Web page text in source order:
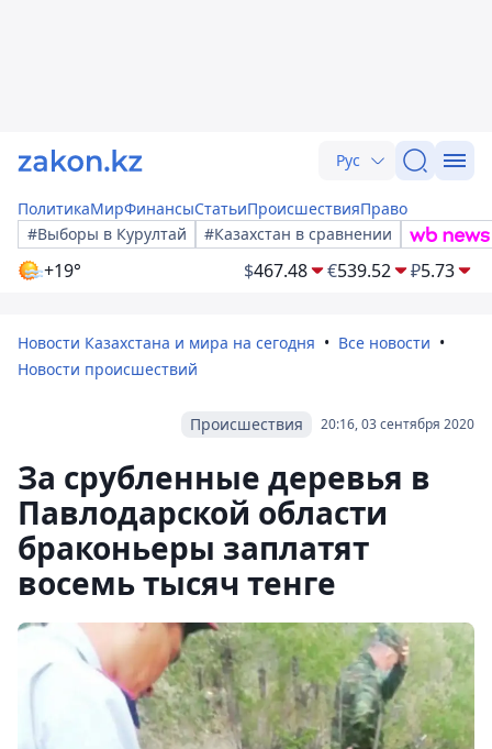
Рус
ПолитикаМирФинансыСтатьиПроисшествияПраво
#Выборы в Курултай
#Казахстан в сравнении
+19° $467.48 €539.52 ₽5.73
Новости Казахстана и мира на сегодня
Все новости
Новости происшествий
20:16, 03 сентября 2020
Происшествия
За срубленные деревья в
Павлодарской области
браконьеры заплатят
восемь тысяч тенге